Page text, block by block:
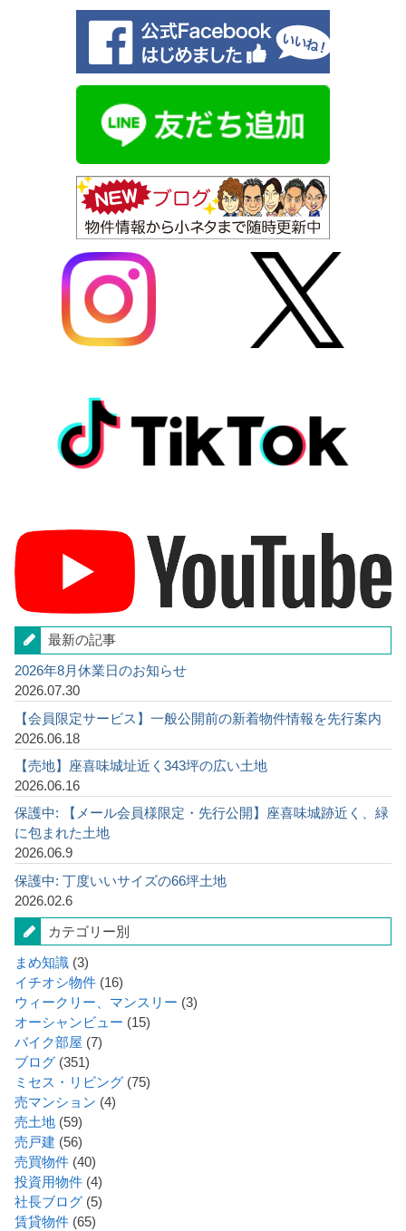
最新の記事
2026年8月休業日のお知らせ
2026.07.30
【会員限定サービス】一般公開前の新着物件情報を先行案内
2026.06.18
【売地】座喜味城址近く343坪の広い土地
2026.06.16
保護中: 【メール会員様限定・先行公開】座喜味城跡近く、緑
に包まれた土地
2026.06.9
保護中: 丁度いいサイズの66坪土地
2026.02.6
カテゴリー別
まめ知識 (3)
イチオシ物件 (16)
ウィークリー、マンスリー (3)
オーシャンビュー (15)
バイク部屋 (7)
ブログ (351)
ミセス・リビング (75)
売マンション (4)
売土地 (59)
売戸建 (56)
売買物件 (40)
投資用物件 (4)
社長ブログ (5)
賃貸物件 (65)